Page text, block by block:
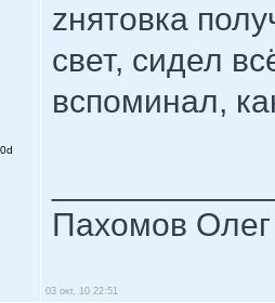
zнятовка
свет, сидел
вспоминал,
Пахомов
03 окт, 10 22:51